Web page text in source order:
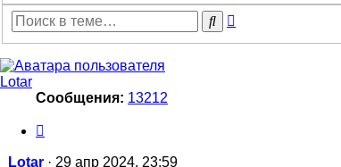
Поиск
Lotar
Сообщения: 13212
Сообщение
Lotar · 29 апр 2024, 23:59